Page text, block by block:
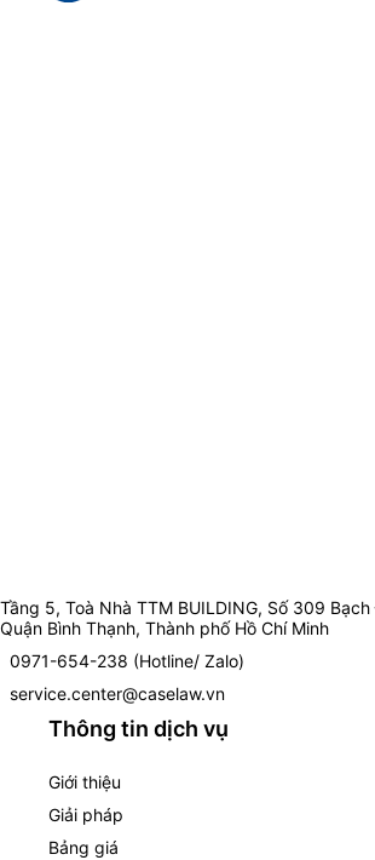
Tầng 5, Toà Nhà TTM BUILDING, Số 309
Quận Bình Thạnh, Thành phố Hồ Chí Minh
0971-654-238 (Hotline/ Zalo)
service.center@caselaw.vn
Thông tin dịch vụ
Giới thiệu
Giải pháp
Bảng giá